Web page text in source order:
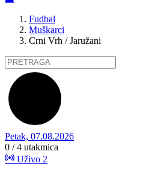
Fudbal
Muškarci
Crni Vrh / Jaružani
Petak, 07.08.2026
0 / 4 utakmica
Uživo 2